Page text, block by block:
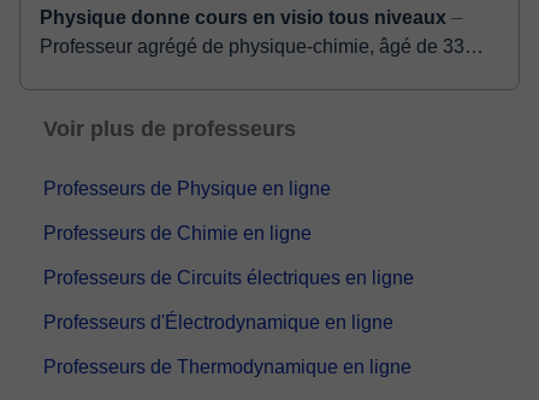
Physique donne cours en visio tous niveaux ⏤
Professeur agrégé de physique-chimie, âgé de 33
e...
Voir plus de professeurs
Professeurs de Physique en ligne
Professeurs de Chimie en ligne
Professeurs de Circuits électriques en ligne
Professeurs d'Électrodynamique en ligne
Professeurs de Thermodynamique en ligne